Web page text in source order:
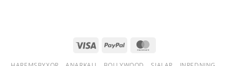
Visa PayPal